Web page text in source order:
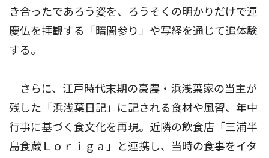
き合ったであろう姿を、ろうそくの明かりだけで運
慶仏を拝観する「暗闇参り」や写経を通じて追体験
する。
さらに、江戸時代末期の豪農・浜浅葉家の当主が
残した「浜浅葉日記」に記される食材や風習、年中
行事に基づく食文化を再現。近隣の飲食店「三浦半
島食蔵Ｌｏｒｉｇａ」と連携し、当時の食事をイタ